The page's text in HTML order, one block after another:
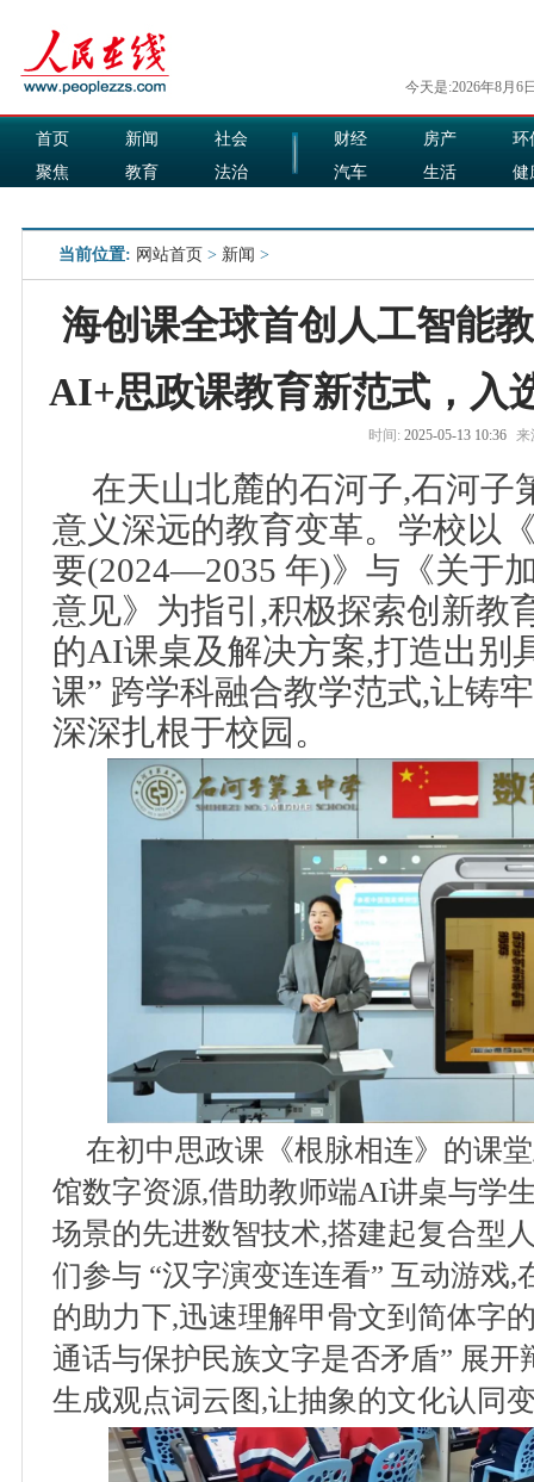
今天是:2026年8月6
首页 新闻
社会
聚焦
教育
法治
财经 房产
环
汽车
生活
健
当前位置: 网站首页 > 新闻 >
海创课全球首创人工智能
AI+思政课教育新范式，入
时间: 2025-05-13 10:36 来
在天山北麓的石河子,石河子
意义深远的教育变革。学校以
要(2024—2035 年)》与《关于
意见》为指引,积极探索创新教
的AI课桌及解决方案,打造出别
课” 跨学科融合教学范式,让铸
深深扎根于校园。
在初中思政课《根脉相连》的课
馆数字资源,借助教师端AI讲桌与学
场景的先进数智技术,搭建起复合型
们参与 “汉字演变连连看” 互动游戏
的助力下,迅速理解甲骨文到简体字
通话与保护民族文字是否矛盾” 展
生成观点词云图,让抽象的文化认同